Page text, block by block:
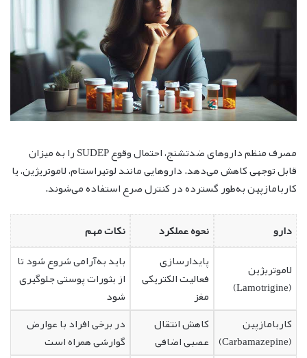
مصرف منظم داروهای ضدتشنج، احتمال وقوع SUDEP را به میزان
قابل توجهی کاهش می‌دهد. داروهایی مانند لوتیراستام، لاموتریژین، یا
کاربامازپین به‌طور گسترده در کنترل صرع استفاده می‌شوند.
دارو نحوه عملکرد
نکات مهم
لاموتریژین
(Lamotrigine)
پایدارسازی
فعالیت الکتریکی
مغز
باید به‌آرامی شروع شود تا
از بثورات پوستی جلوگیری
شود
کاربامازپین
(Carbamazepine)
کاهش انتقال
عصبی اضافی
در برخی افراد با عوارض
گوارشی همراه است